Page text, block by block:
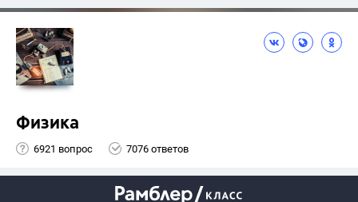
Физика
6921 вопрос 7076 ответов